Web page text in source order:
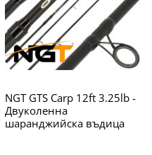
NGT GTS Carp 12ft 3.25lb -
Двуколенна
шаранджийска въдица